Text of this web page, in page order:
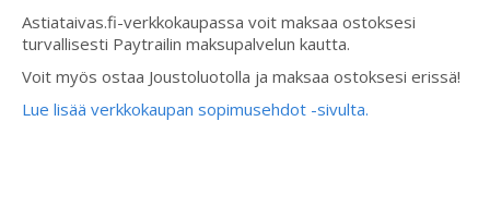
Astiataivas.fi-verkkokaupassa voit maksaa ostoksesi
turvallisesti Paytrailin maksupalvelun kautta.
Voit myös ostaa Joustoluotolla ja maksaa ostoksesi erissä!
Lue lisää verkkokaupan sopimusehdot -sivulta.